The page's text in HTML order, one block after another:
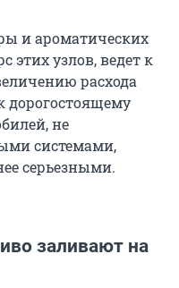
и ароматических
этих узлов, ведет к
расхода
дорогостоящему
не
системами,
серьезными.
заливают на